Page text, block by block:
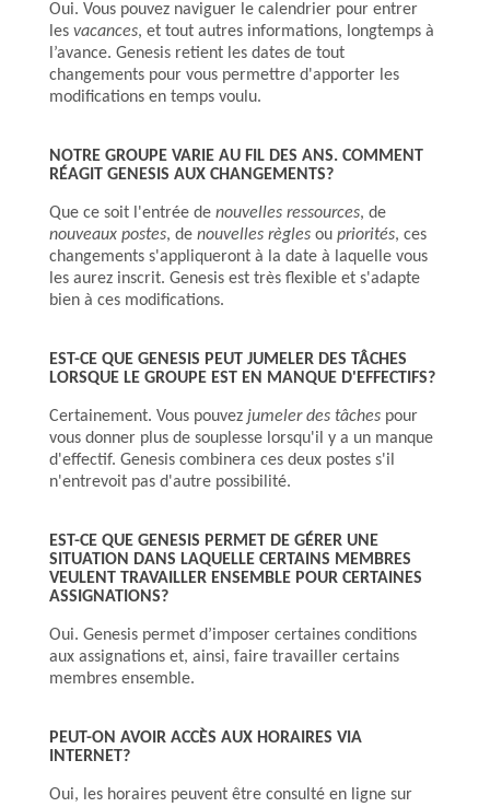
Oui. Vous pouvez naviguer le calendrier pour entrer
les vacances, et tout autres informations, longtemps à
l’avance. Genesis retient les dates de tout
changements pour vous permettre d'apporter les
modifications en temps voulu.
NOTRE GROUPE VARIE AU FIL DES ANS. COMMENT
RÉAGIT GENESIS AUX CHANGEMENTS?
Que ce soit l'entrée de nouvelles ressources, de
nouveaux postes, de nouvelles règlesou priorités, ces
changements s'appliqueront à la date à laquelle vous
les aurez inscrit. Genesis est très flexible et s'adapte
bien à ces modifications.
EST-CE QUE GENESIS PEUT JUMELER DES TÂCHES
LORSQUE LE GROUPE EST EN MANQUE D'EFFECTIFS?
Certainement. Vous pouvez jumeler des tâchespour
vous donner plus de souplesse lorsqu'il y a un manque
d'effectif. Genesis combinera ces deux postes s'il
n'entrevoit pas d'autre possibilité.
EST-CE QUE GENESIS PERMET DE GÉRER UNE
SITUATION DANS LAQUELLE CERTAINS MEMBRES
VEULENT TRAVAILLER ENSEMBLE POUR CERTAINES
ASSIGNATIONS?
Oui. Genesis permet d’imposer certaines conditions
aux assignations et, ainsi, faire travailler certains
membres ensemble.
PEUT-ON AVOIR ACCÈS AUX HORAIRES VIA
INTERNET?
Oui, les horaires peuvent être consulté en ligne sur